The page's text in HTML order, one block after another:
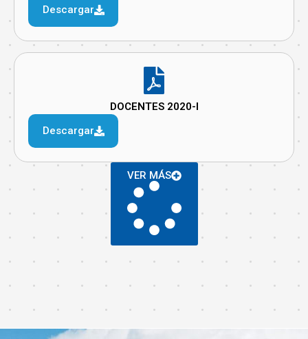
Descargar
DOCENTES 2020-I
Descargar
VER MÁS